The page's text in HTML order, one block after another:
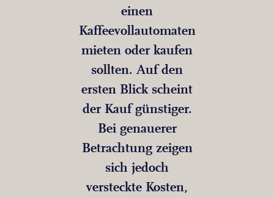
einen
Kaffeevollautomaten
mieten oder kaufen
sollten. Auf den
ersten Blick scheint
der Kauf günstiger.
Bei genauerer
Betrachtung zeigen
sich jedoch
versteckte Kosten,